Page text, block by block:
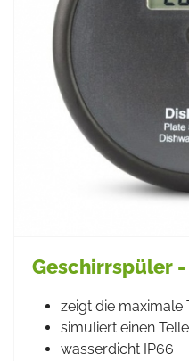
Geschirrspüler
zeigt die maximale
simuliert einen
wasserdicht IP66